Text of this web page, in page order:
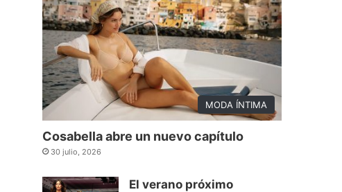
MODA ÍNTIMA
Cosabella abre un nuevo capítulo
30 julio, 2026
El verano próximo